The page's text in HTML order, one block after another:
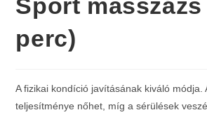
Sport masszázs
perc)
A fizikai kondíció javításának kiváló módja.
teljesítménye nőhet, míg a sérülések